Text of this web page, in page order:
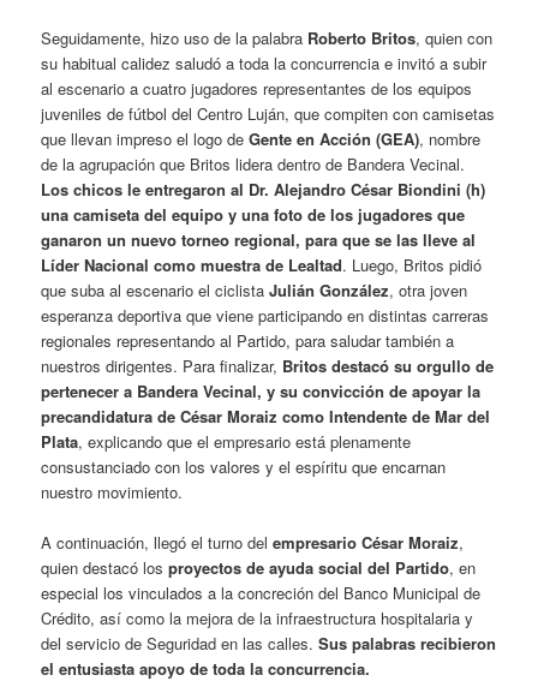
Seguidamente, hizo uso de la palabra Roberto Britos, quien con
su habitual calidez saludó a toda la concurrencia e invitó a subir
al escenario a cuatro jugadores representantes de los equipos
juveniles de fútbol del Centro Luján, que compiten con camisetas
que llevan impreso el logo deGente en Acción (GEA), nombre
de la agrupación que Britos lidera dentro de Bandera Vecinal.
Los chicos le entregaron al Dr. Alejandro César Biondini (h)
una camiseta del equipo y una foto de los jugadores que
ganaron un nuevo torneo regional, para que se las lleve al
Líder Nacional como muestra de Lealtad. Luego, Britos pidió
que suba al escenario el ciclistaJulián González, otra joven
esperanza deportiva que viene participando en distintas carreras
regionales representando al Partido, para saludar también a
nuestros dirigentes. Para finalizar, Britos destacó su orgullo de
pertenecer a Bandera Vecinal, y su convicción de apoyar la
precandidatura de César Moraiz como Intendente de Mar del
Plata, explicando que el empresario está plenamente
consustanciado con los valores y el espíritu que encarnan
nuestro movimiento.
A continuación, llegó el turno delempresario César Moraiz,
quien destacó losproyectos de ayuda social del Partido, en
especial los vinculados a la concreción del Banco Municipal de
Crédito, así como la mejora de la infraestructura hospitalaria y
del servicio de Seguridad en las calles.Sus palabras recibieron
el entusiasta apoyo de toda la concurrencia.